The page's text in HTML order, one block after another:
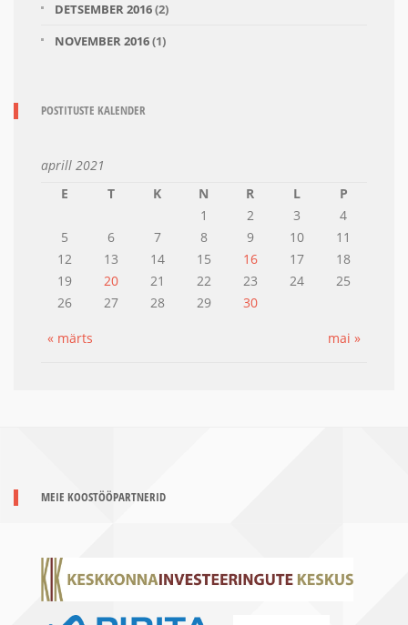
DETSEMBER 2016(2)
NOVEMBER 2016(1)
POSTITUSTE KALENDER
aprill 2021
E
T K N R L P
« märts mai »
1 2 3
4
5
6 7 8 9 10
11
12
13 14 15 16 17
18
19
20 21 22 23 24
25
26
27 28 29 30
MEIE KOOSTÖÖPARTNERID